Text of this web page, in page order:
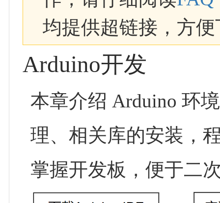
均提供超链接，方
Arduino开发
本章介绍 Arduino 环
理、相关库的安装，
掌握开发板，便于二